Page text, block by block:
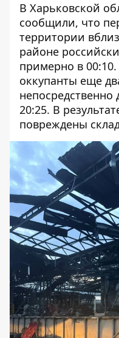
В Харьковской
сообщили, что
территории
районе
примерно в
оккупанты еще
непосредственно
20:25. В
повреждены